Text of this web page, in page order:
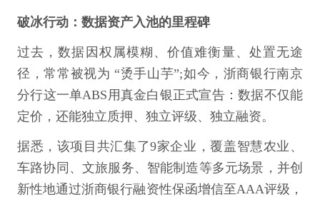
破冰行动：数据资产入池的里程碑
过去，数据因权属模糊、价值难衡量、处置无途
径，常常被视为 “烫手山芋”;如今，浙商银行南京
分行这一单ABS用真金白银正式宣告：数据不仅能
定价，还能独立质押、独立评级、独立融资。
据悉，该项目共汇集了9家企业，覆盖智慧农业、
车路协同、文旅服务、智能制造等多元场景，并创
新性地通过浙商银行融资性保函增信至AAA评级，